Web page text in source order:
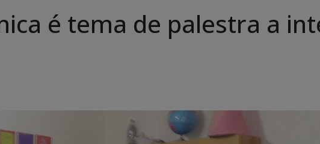
é tema de palestra a